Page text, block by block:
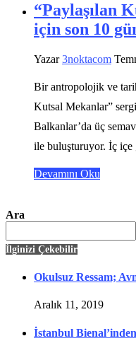
“Paylaşılan
için son 10
Yazar3noktacom
Bir antropolojik ve
Kutsal Mekanlar”
Balkanlar’da üç
ile buluşturuyor. İç
Devamını Oku
Ara
İlginizi Çekebilir
Okulsuz Ressam;
Aralık 11, 2019
İstanbul